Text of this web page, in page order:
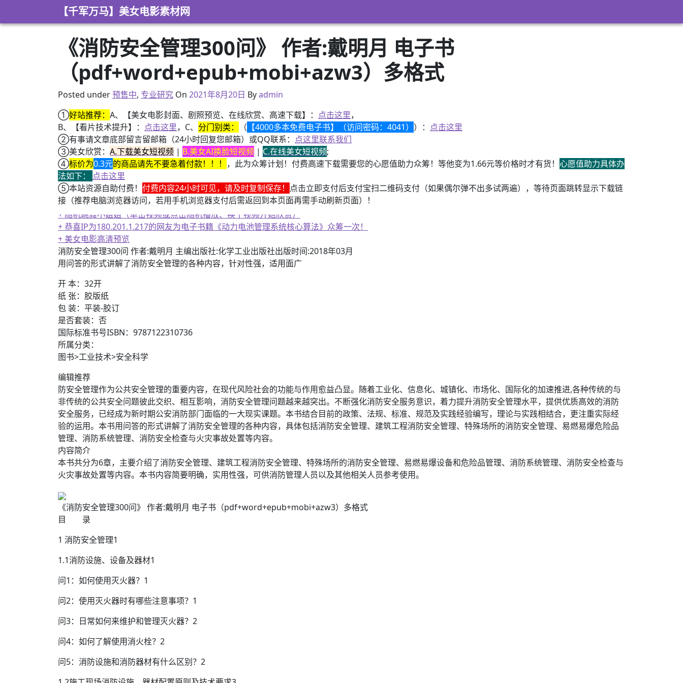
【千军万马】美女电影素材网
《消防安全管理300问》 作者:戴明月 电子书
（pdf+word+epub+mobi+azw3）多格式
Posted under预售中, 专业研究 On 2021年8月18日
2021年8月20日 Byadmin
①好站推荐： A、【美女电影封面、剧照预览、在线欣赏、高速下载】： 点击这里，
B、【看片技术提升】： 点击这里，C、 分门别类： （ 【4000多本免费电子书】（访问密码：4041） ）： 点击这里
②有事请文章底部留言留邮箱（24小时回复您邮箱）或QQ联系： 点这里联系我们
③美女欣赏： A.下载美女短视频 | B.美女AI换脸短视频 | C.在线美女短视频;
④标价为0.3元的商品请先不要急着付款！！！ ，此为众筹计划！付费高速下载需要您的心愿值助力众筹！等他变为1.66元等价格时才有货！ 心愿值助力具体办
法如下： 点击这里
⑤本站资源自助付费！ 付费内容24小时可见，请及时复制保存！ 点击立即支付后支付宝扫二维码支付（如果偶尔弹不出多试两遍），等待页面跳转显示下载链
接（推荐电脑浏览器访问，若用手机浏览器支付后需返回到本页面再需手动刷新页面）！
+ 随机跳舞小姐姐（单击视频或点击随机播放、换个视频开始欣赏）
+ 恭喜IP为180.201.1.217的网友为电子书籍《动力电池管理系统核心算法》众筹一次！
+ 美女电影高清预览
消防安全管理300问 作者:戴明月 主编出版社:化学工业出版社出版时间:2018年03月
用问答的形式讲解了消防安全管理的各种内容，针对性强，适用面广
开 本：32开
纸 张：胶版纸
包 装：平装-胶订
是否套装：否
国际标准书号ISBN：9787122310736
所属分类：
图书>工业技术>安全科学
编辑推荐
防安全管理作为公共安全管理的重要内容，在现代风险社会的功能与作用愈益凸显。随着工业化、信息化、城镇化、市场化、国际化的加速推进,各种传统的与
非传统的公共安全问题彼此交织、相互影响，消防安全管理问题越来越突出。不断强化消防安全服务意识，着力提升消防安全管理水平，提供优质高效的消防
安全服务，已经成为新时期公安消防部门面临的一大现实课题。本书结合目前的政策、法规、标准、规范及实践经验编写，理论与实践相结合，更注重实际经
验的运用。本书用问答的形式讲解了消防安全管理的各种内容，具体包括消防安全管理、建筑工程消防安全管理、特殊场所的消防安全管理、易燃易爆危险品
管理、消防系统管理、消防安全检查与火灾事故处置等内容。
内容简介
本书共分为6章，主要介绍了消防安全管理、建筑工程消防安全管理、特殊场所的消防安全管理、易燃易爆设备和危险品管理、消防系统管理、消防安全检查与
火灾事故处置等内容。本书内容简要明确，实用性强，可供消防管理人员以及其他相关人员参考使用。
《消防安全管理300问》 作者:戴明月 电子书（pdf+word+epub+mobi+azw3）多格式
目 录
1 消防安全管理1
1.1消防设施、设备及器材1
问1：如何使用灭火器？1
问2：使用灭火器时有哪些注意事项？1
问3：日常如何来维护和管理灭火器？2
问4：如何了解使用消火栓？2
问5：消防设施和消防器材有什么区别？2